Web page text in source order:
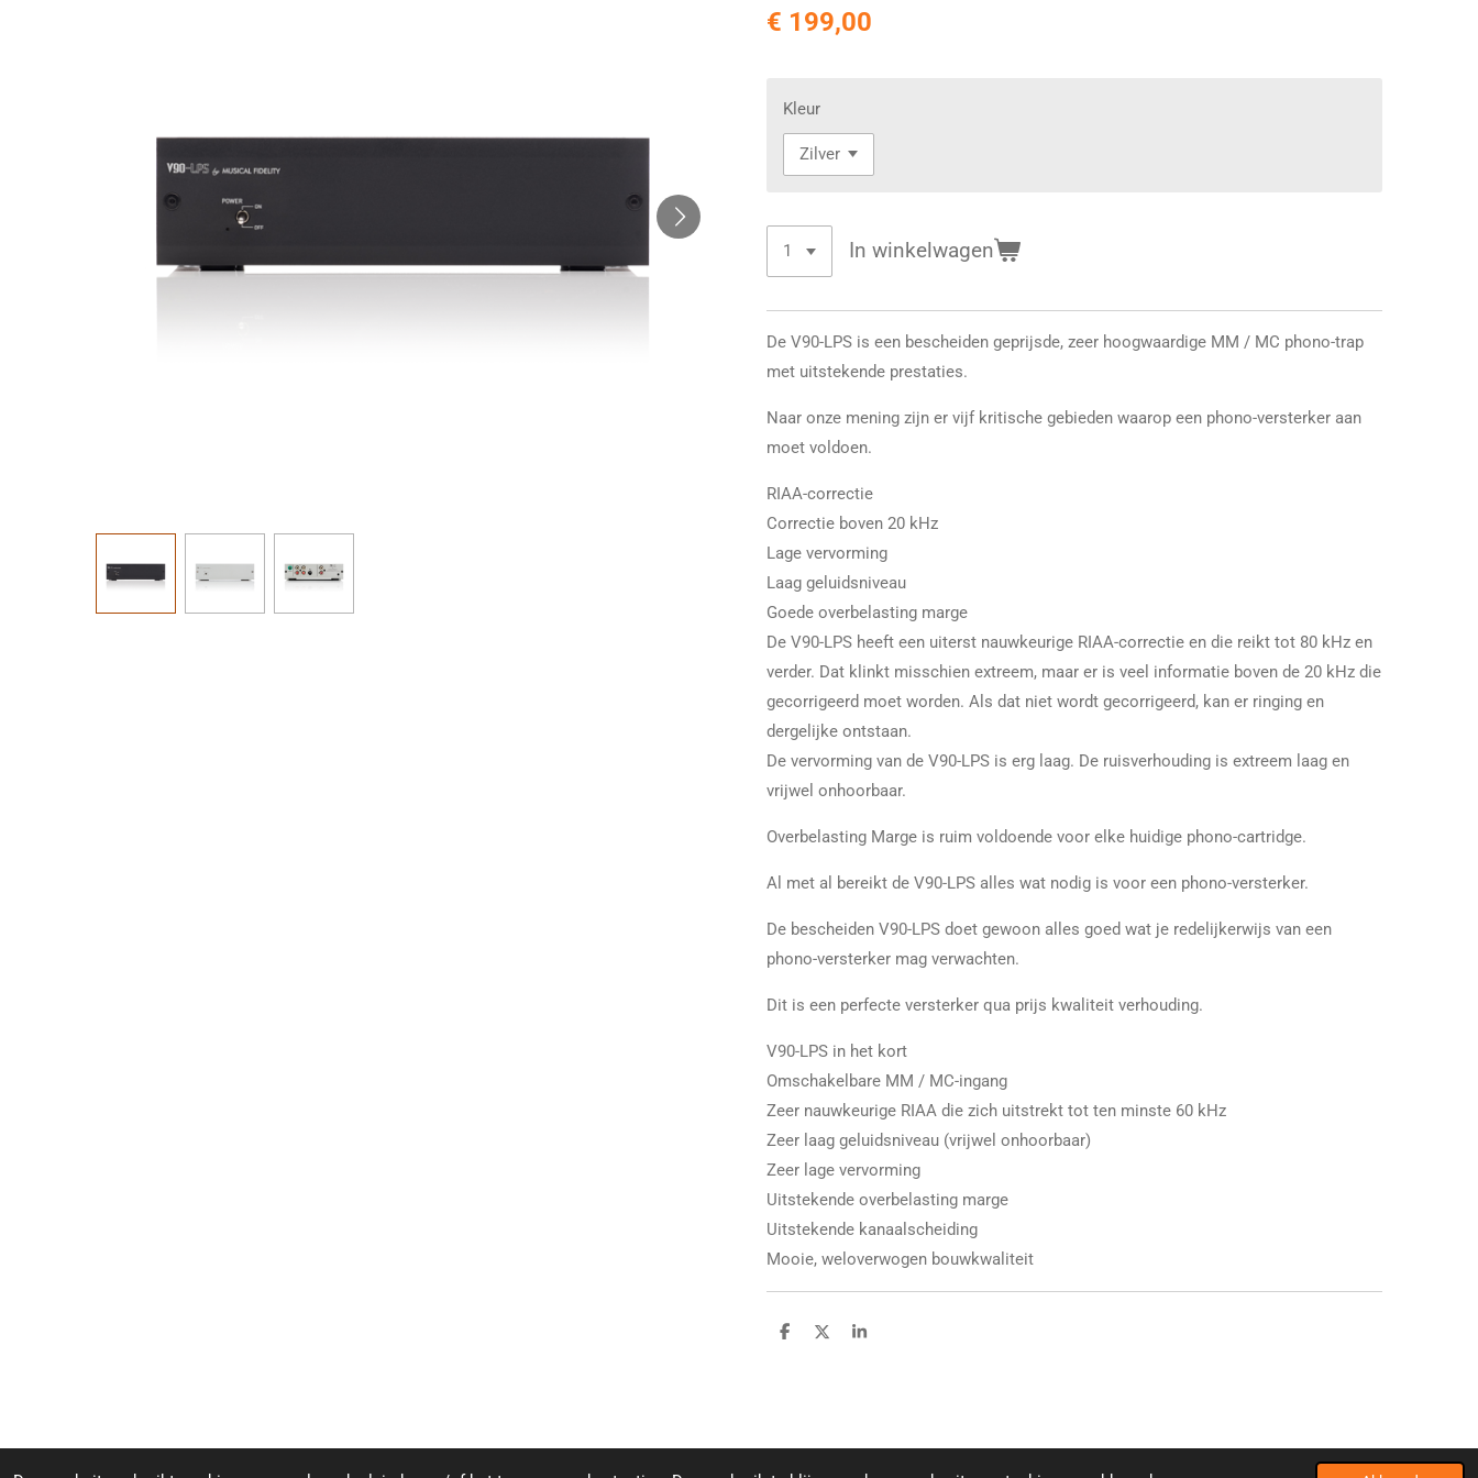
€ 199,00
Kleur
In winkelwagen
De V90-LPS is een bescheiden geprijsde, zeer hoogwaardige MM / MC phono-trap
met uitstekende prestaties.
Naar onze mening zijn er vijf kritische gebieden waarop een phono-versterker aan
moet voldoen.
RIAA-correctie
Correctie boven 20 kHz
Lage vervorming
Laag geluidsniveau
Goede overbelasting marge
De V90-LPS heeft een uiterst nauwkeurige RIAA-correctie en die reikt tot 80 kHz en
verder. Dat klinkt misschien extreem, maar er is veel informatie boven de 20 kHz die
gecorrigeerd moet worden. Als dat niet wordt gecorrigeerd, kan er ringing en
dergelijke ontstaan.
De vervorming van de V90-LPS is erg laag. De ruisverhouding is extreem laag en
vrijwel onhoorbaar.
Overbelasting Marge is ruim voldoende voor elke huidige phono-cartridge.
Al met al bereikt de V90-LPS alles wat nodig is voor een phono-versterker.
De bescheiden V90-LPS doet gewoon alles goed wat je redelijkerwijs van een
phono-versterker mag verwachten.
Dit is een perfecte versterker qua prijs kwaliteit verhouding.
V90-LPS in het kort
Omschakelbare MM / MC-ingang
Zeer nauwkeurige RIAA die zich uitstrekt tot ten minste 60 kHz
Zeer laag geluidsniveau (vrijwel onhoorbaar)
Zeer lage vervorming
Uitstekende overbelasting marge
Uitstekende kanaalscheiding
Mooie, weloverwogen bouwkwaliteit
D
D
S